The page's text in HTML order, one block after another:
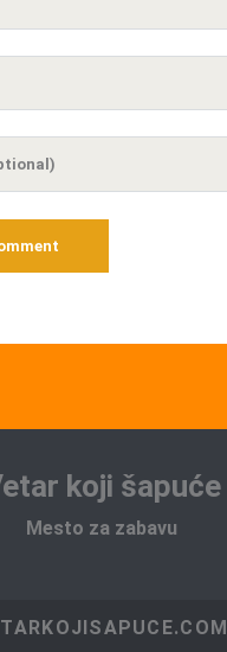
koji šapuće
Mesto za zabavu